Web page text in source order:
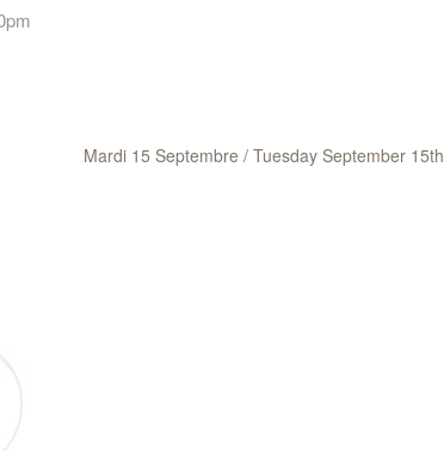
Mardi 15 Septembre / Tuesday September 15th